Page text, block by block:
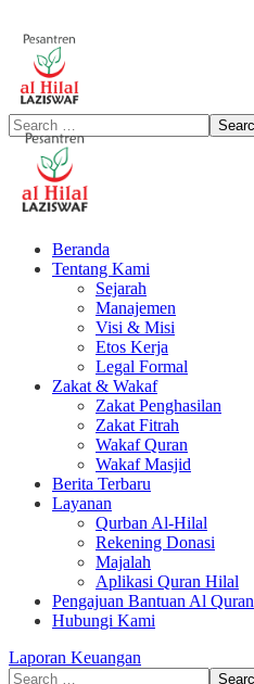
Beranda
Tentang Kami
Sejarah
Manajemen
Visi & Misi
Etos Kerja
Legal Formal
Zakat & Wakaf
Zakat Penghasilan
Zakat Fitrah
Wakaf Quran
Wakaf Masjid
Berita Terbaru
Layanan
Qurban Al-Hilal
Rekening Donasi
Majalah
Aplikasi Quran Hilal
Pengajuan Bantuan Al Quran
Hubungi Kami
Laporan Keuangan